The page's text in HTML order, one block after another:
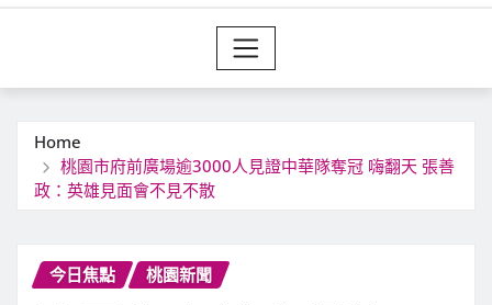
Home
桃園市府前廣場逾3000人見證中華隊奪冠 嗨翻天 張善
政：英雄見面會不見不散
今日焦點 桃園新聞